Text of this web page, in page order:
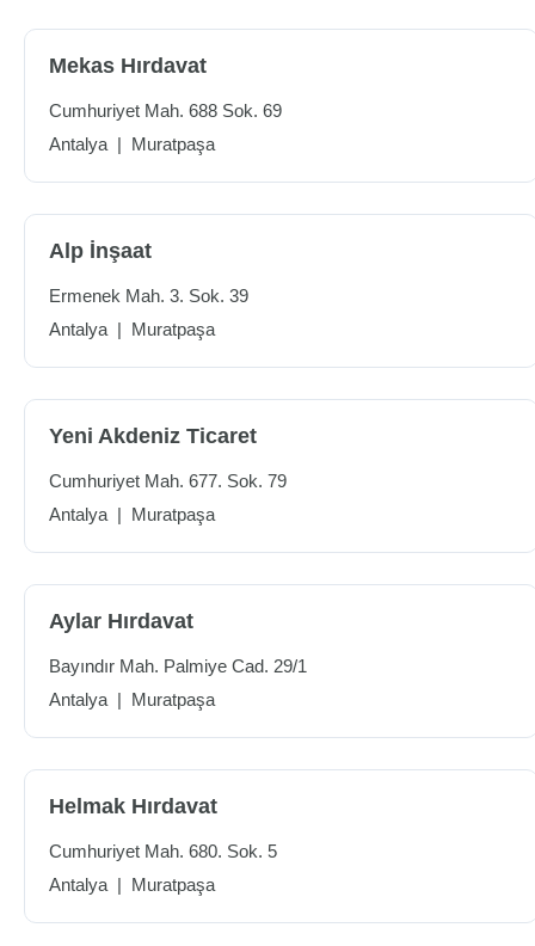
Mekas Hırdavat
Cumhuriyet Mah. 688 Sok. 69
Antalya | Muratpaşa
Alp İnşaat
Ermenek Mah. 3. Sok. 39
Antalya | Muratpaşa
Yeni Akdeniz Ticaret
Cumhuriyet Mah. 677. Sok. 79
Antalya | Muratpaşa
Aylar Hırdavat
Bayındır Mah. Palmiye Cad. 29/1
Antalya | Muratpaşa
Helmak Hırdavat
Cumhuriyet Mah. 680. Sok. 5
Antalya | Muratpaşa